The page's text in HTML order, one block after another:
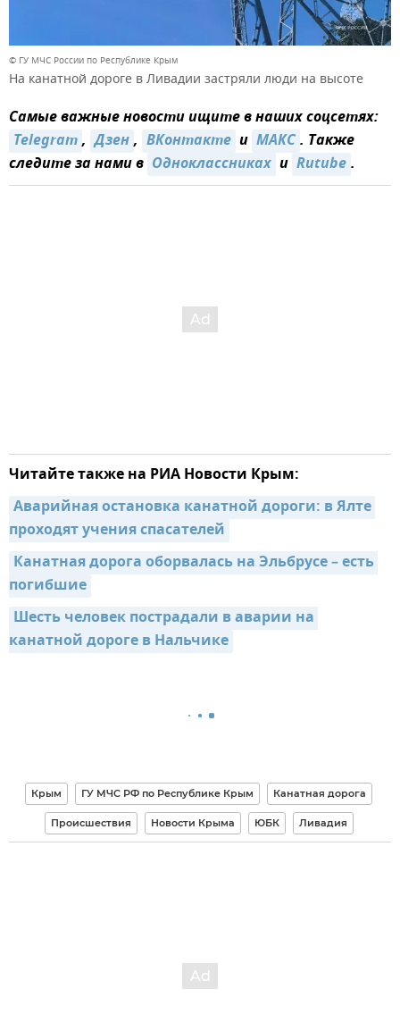
© ГУ МЧС России по Республике Крым
На канатной дороге в Ливадии застряли люди на высоте
Самые важные новости ищите в наших соцсетях:
Telegram, Дзен, ВКонтакте и MAКС. Также
следите за нами в Одноклассниках и Rutube.
Читайте также на РИА Новости Крым:
Аварийная остановка канатной дороги: в Ялте
проходят учения спасателей
Канатная дорога оборвалась на Эльбрусе – есть
погибшие
Шесть человек пострадали в аварии на
канатной дороге в Нальчике
Крым ГУ МЧС РФ по Республике Крым Канатная дорога
Происшествия Новости Крыма ЮБК Ливадия